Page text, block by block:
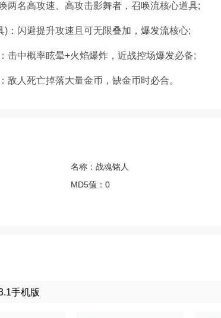
两名高攻速、高攻击影舞者，召唤流核心道具;
：闪避提升攻速且可无限叠加，爆发流核心;
击中概率眩晕+火焰爆炸，近战控场爆发必备;
敌人死亡掉落大量金币，缺金币时必合。
名称： 战魂铭人
MD5值： 0
手机版